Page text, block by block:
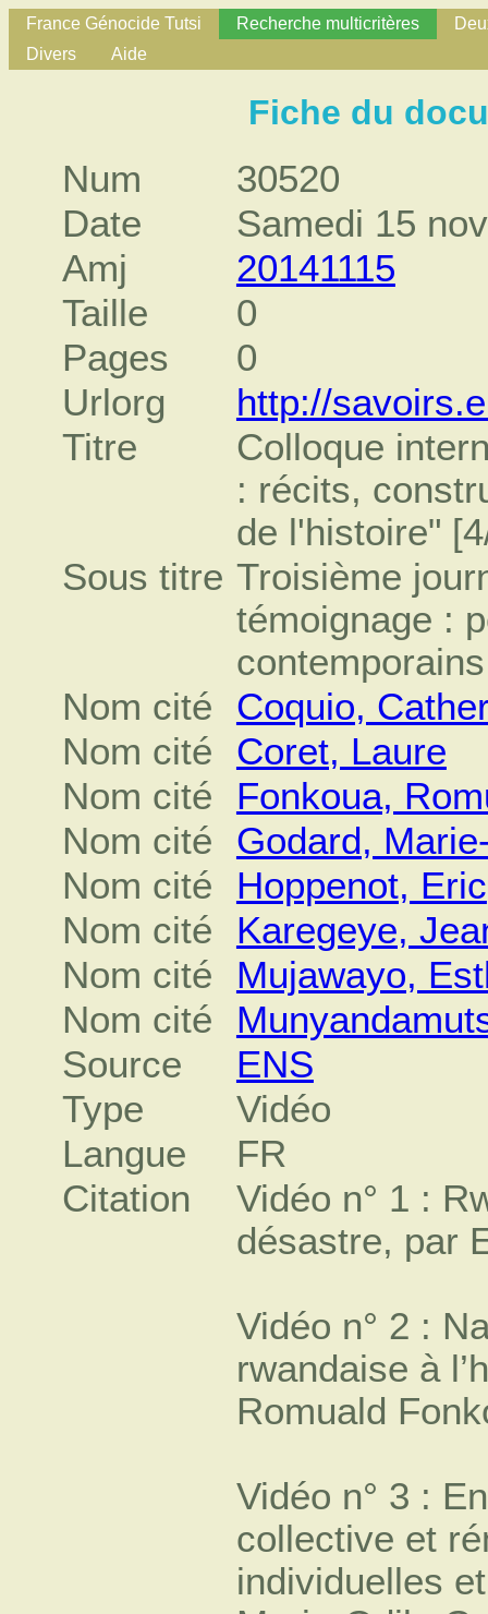
France Génocide Tutsi Recherche multicritères
Divers
Aide
Fiche du
Num
30520
Date
Samedi 15
Amj
20141115
Taille
0
Pages
0
Urlorg
http://
Titre
Colloque
: récits,
de l'histoire"
Sous titre Troisième
témoignage :
Nom cité
Coquio,
Nom cité
Coret, Laure
Nom cité
Fonkoua,
Nom cité
Godard,
Nom cité
Hoppenot, Eric
Nom cité
Karegeye,
Nom cité
Mujawayo,
Nom cité
Source
ENS
Type
Vidéo
Langue
FR
Citation
Vidéo n° 1 :
désastre, par
Vidéo n° 2 :
rwandaise à
Romuald
Vidéo n° 3 :
collective et
individuelles